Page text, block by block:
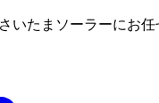
さいたまソーラーにお任